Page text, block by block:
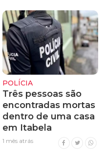
POLÍCIA
Três pessoas são
encontradas mortas
dentro de uma casa
em Itabela
1 mês atrás